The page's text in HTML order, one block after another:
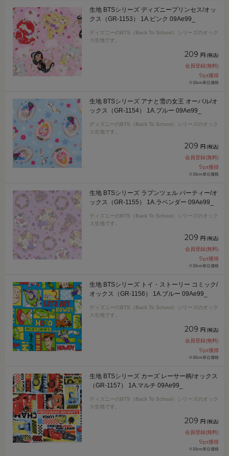
生地 BTSシリーズ ディズニープリンセス/オッ
クス（GR-1153） 1A.ピンク 09Ae99_
ディズニーのBTS（Back To School）シリーズのオック
ス生地です。
209 円 (税込)
会員登録(無料)
9pt獲得
※10cm単位価格
生地 BTSシリーズ アナと雪の女王 オーバル/オ
ックス（GR-1154） 1A.ブルー 09Ae99_
ディズニーのBTS（Back To School）シリーズのオック
ス生地です。
209 円 (税込)
会員登録(無料)
9pt獲得
※10cm単位価格
生地 BTSシリーズ ラプンツェル パーティー/オ
ックス（GR-1155） 1A.ラベンダー 09Ae99_
ディズニーのBTS（Back To School）シリーズのオック
ス生地です。
209 円 (税込)
会員登録(無料)
9pt獲得
※10cm単位価格
生地 BTSシリーズ トイ・ストーリー コミック/
オックス（GR-1156） 1A.ブルー 09Ae99_
ディズニーのBTS（Back To School）シリーズのオック
ス生地です。
209 円 (税込)
会員登録(無料)
9pt獲得
※10cm単位価格
生地 BTSシリーズ カーズ レーサー柄/オックス
（GR-1157） 1A.マルチ 09Ae99_
ディズニーのBTS（Back To School）シリーズのオック
ス生地です。
209 円 (税込)
会員登録(無料)
9pt獲得
※10cm単位価格